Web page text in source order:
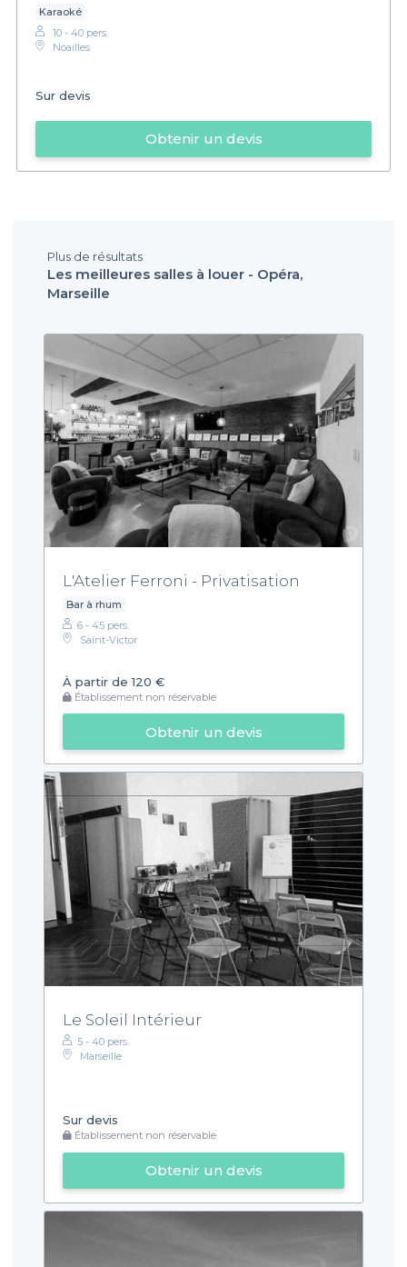
Karaoké
10 - 40 pers.
Noailles
Sur devis
Obtenir un devis
Plus de résultats
Les meilleures salles à louer - Opéra,
Marseille
L'Atelier Ferroni - Privatisation
Bar à rhum
6 - 45 pers.
Saint-Victor
À partir de 120 €
Établissement non réservable
Obtenir un devis
Le Soleil Intérieur
5 - 40 pers.
Marseille
Sur devis
Établissement non réservable
Obtenir un devis